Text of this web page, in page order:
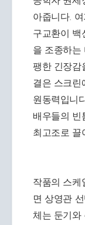
아줍니다.
구교환이 백
을 조종하는
팽한 긴장감
결은 스크린
원동력입니
배우들의 빈
최고조로 끌
작품의 스케
면 상영관
체는 둔기와